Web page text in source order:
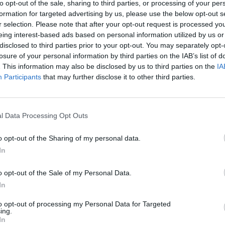
opt-out of the sale, sharing to third parties, or processing of your
for targeted advertising by us, please use the below opt-out
selection. Please note that after your opt-out request is processed
interest-based ads based on personal information utilized by us
to third parties prior to your opt-out. You may separately
of your personal information by third parties on the IAB’s list of
This information may also be disclosed by us to third parties on the
Participants that may further disclose it to other third parties.
Data Processing Opt Outs
opt-out of the Sharing of my personal data.
opt-out of the Sale of my Personal Data.
opt-out of processing my Personal Data for Targeted
jelentette meg a Deloitte egy évre előre tekintő
A jelentés megállapítja, hogy annak
enyhülni kezdett, az energiaipar 2011-ben
lesz. A gazdasági fellendülés globális és
valamint a fellendülés dinamikája és
& Resources csoport "Energy Predictions 2011" című
a következő évre vonatkozó előrejelzéseit. A jelentés
tagvállalatok energiaiparral foglalkozó vezető szakértőivel
portfolio.hu hírarchívumához tartozik, melynek olvasása